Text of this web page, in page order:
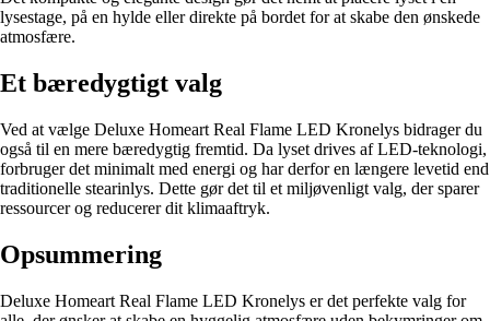
lysestage, på en hylde eller direkte på bordet for at skabe den ønskede
atmosfære.
Et bæredygtigt valg
Ved at vælge Deluxe Homeart Real Flame LED Kronelys bidrager du
også til en mere bæredygtig fremtid. Da lyset drives af LED-teknologi,
forbruger det minimalt med energi og har derfor en længere levetid end
traditionelle stearinlys. Dette gør det til et miljøvenligt valg, der sparer
ressourcer og reducerer dit klimaaftryk.
Opsummering
Deluxe Homeart Real Flame LED Kronelys er det perfekte valg for